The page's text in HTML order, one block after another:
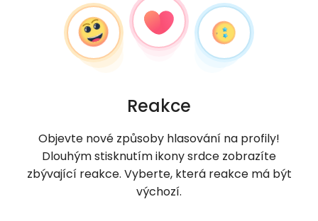
Reakce
Objevte nové způsoby hlasování na profily!
Dlouhým stisknutím ikony srdce zobrazíte
zbývající reakce. Vyberte, která reakce má být
výchozí.